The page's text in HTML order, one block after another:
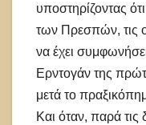
υποστηρίζοντας
των Πρεσπών, τις
να έχει
Ερντογάν της
μετά το
Και όταν, παρά τις